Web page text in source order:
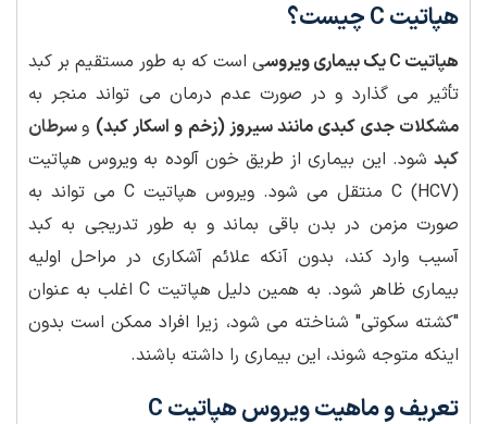
هپاتیت C چیست؟
هپاتیت C یک بیماری ویروس
ی است که به طور مستقیم بر کبد
تأثیر می گذارد و در صورت عدم درمان می تواند منجر به
مشکلات جدی کبدی مانند سیروز (زخم و اسکار کبد) وسرطان
کبد شود. این بیماری از طریق خون آلوده به ویروس هپاتیت
C (HCV) منتقل می شود. ویروس هپاتیت C می تواند به
صورت مزمن در بدن باقی بماند و به طور تدریجی به کبد
آسیب وارد کند، بدون آنکه علائم آشکاری در مراحل اولیه
بیماری ظاهر شود. به همین دلیل هپاتیت C اغلب به عنوان
"کشته سکوتی" شناخته می شود، زیرا افراد ممکن است بدون
اینکه متوجه شوند، این بیماری را داشته باشند.
تعریف و ماهیت ویروس هپاتیت C